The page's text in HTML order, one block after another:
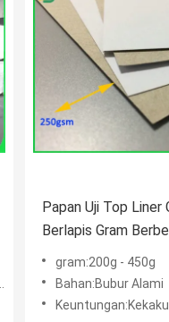
Papan Uji Top Liner
Berlapis Gram
gram:200g - 450g
Bahan:Bubur Alami
Keuntungan:Kekakuan tinggi, kualitas